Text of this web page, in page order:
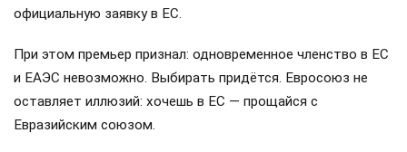
официальную заявку в ЕС.
При этом премьер признал: одновременное членство в ЕС
и ЕАЭС невозможно. Выбирать придётся. Евросоюз не
оставляет иллюзий: хочешь в ЕС — прощайся с
Евразийским союзом.